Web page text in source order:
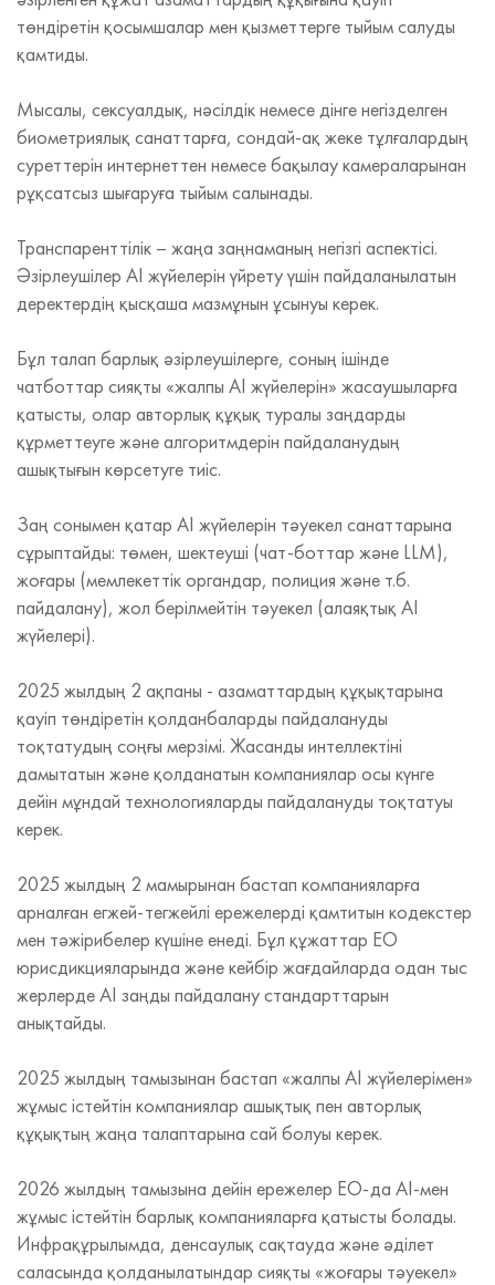
төндіретін қосымшалар мен қызметтерге тыйым салуды
қамтиды.
Мысалы, сексуалдық, нәсілдік немесе дінге негізделген
биометриялық санаттарға, сондай-ақ жеке тұлғалардың
суреттерін интернеттен немесе бақылау камераларынан
рұқсатсыз шығаруға тыйым салынады.
Транспаренттілік – жаңа заңнаманың негізгі аспектісі.
Әзірлеушілер AI жүйелерін үйрету үшін пайдаланылатын
деректердің қысқаша мазмұнын ұсынуы керек.
Бұл талап барлық әзірлеушілерге, соның ішінде
чатботтар сияқты «жалпы AI жүйелерін» жасаушыларға
қатысты, олар авторлық құқық туралы заңдарды
құрметтеуге және алгоритмдерін пайдаланудың
ашықтығын көрсетуге тиіс.
Заң сонымен қатар AI жүйелерін тәуекел санаттарына
сұрыптайды: төмен, шектеуші (чат-боттар және LLM),
жоғары (мемлекеттік органдар, полиция және т.б.
пайдалану), жол берілмейтін тәуекел (алаяқтық AI
жүйелері).
2025 жылдың 2 ақпаны - азаматтардың құқықтарына
қауіп төндіретін қолданбаларды пайдалануды
тоқтатудың соңғы мерзімі. Жасанды интеллектіні
дамытатын және қолданатын компаниялар осы күнге
дейін мұндай технологияларды пайдалануды тоқтатуы
керек.
2025 жылдың 2 мамырынан бастап компанияларға
арналған егжей-тегжейлі ережелерді қамтитын кодекстер
мен тәжірибелер күшіне енеді. Бұл құжаттар ЕО
юрисдикцияларында және кейбір жағдайларда одан тыс
жерлерде AI заңды пайдалану стандарттарын
анықтайды.
2025 жылдың тамызынан бастап «жалпы AI жүйелерімен»
жұмыс істейтін компаниялар ашықтық пен авторлық
құқықтың жаңа талаптарына сай болуы керек.
2026 жылдың тамызына дейін ережелер ЕО-да AI-мен
жұмыс істейтін барлық компанияларға қатысты болады.
Инфрақұрылымда, денсаулық сақтауда және әділет
саласында қолданылатындар сияқты «жоғары тәуекел»